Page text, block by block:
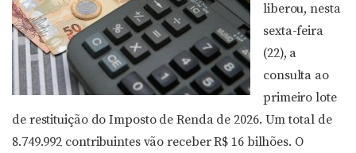
liberou, nesta
sexta-feira
(22), a
consulta ao
primeiro lote
de restituição do Imposto de Renda de 2026. Um total de
8.749.992 contribuintes vão receber R$ 16 bilhões. O